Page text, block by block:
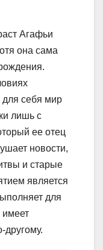
Агафьи
она сама
для себя мир
лишь с
ее отец
новости,
и старые
является
для
имеет
другому.